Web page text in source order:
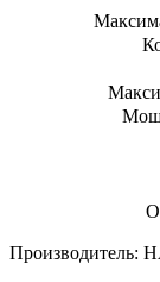
Производитель: